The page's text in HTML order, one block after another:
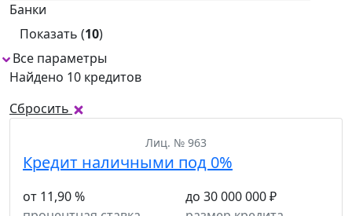
Банки
Показать (10)
Все параметры
Найдено 10 кредитов
Сбросить
Лиц. № 963
Кредит наличными под 0%
от 11,90 %
до 30 000 000 ₽